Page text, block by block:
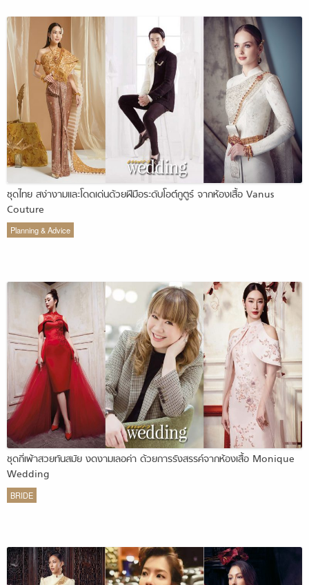
ชุดไทย สง่างามและโดดเด่นด้วยฝีมือระดับโอต์กูตูร์ จากห้องเสื้อ Vanus
Couture
Planning & Advice
ชุดกี่เพ้าสวยทันสมัย งดงามเลอค่า ด้วยการรังสรรค์จากห้องเสื้อ Monique
Wedding
BRIDE